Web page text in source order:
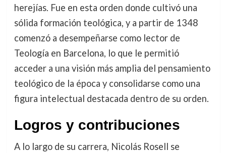
herejías. Fue en esta orden donde cultivó una
sólida formación teológica, y a partir de 1348
comenzó a desempeñarse como lector de
Teología en Barcelona, lo que le permitió
acceder a una visión más amplia del pensamiento
teológico de la época y consolidarse como una
figura intelectual destacada dentro de su orden.
Logros y contribuciones
A lo largo de su carrera, Nicolás Rosell se